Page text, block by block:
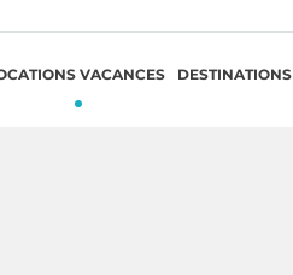
VACANCES DESTINATIONS